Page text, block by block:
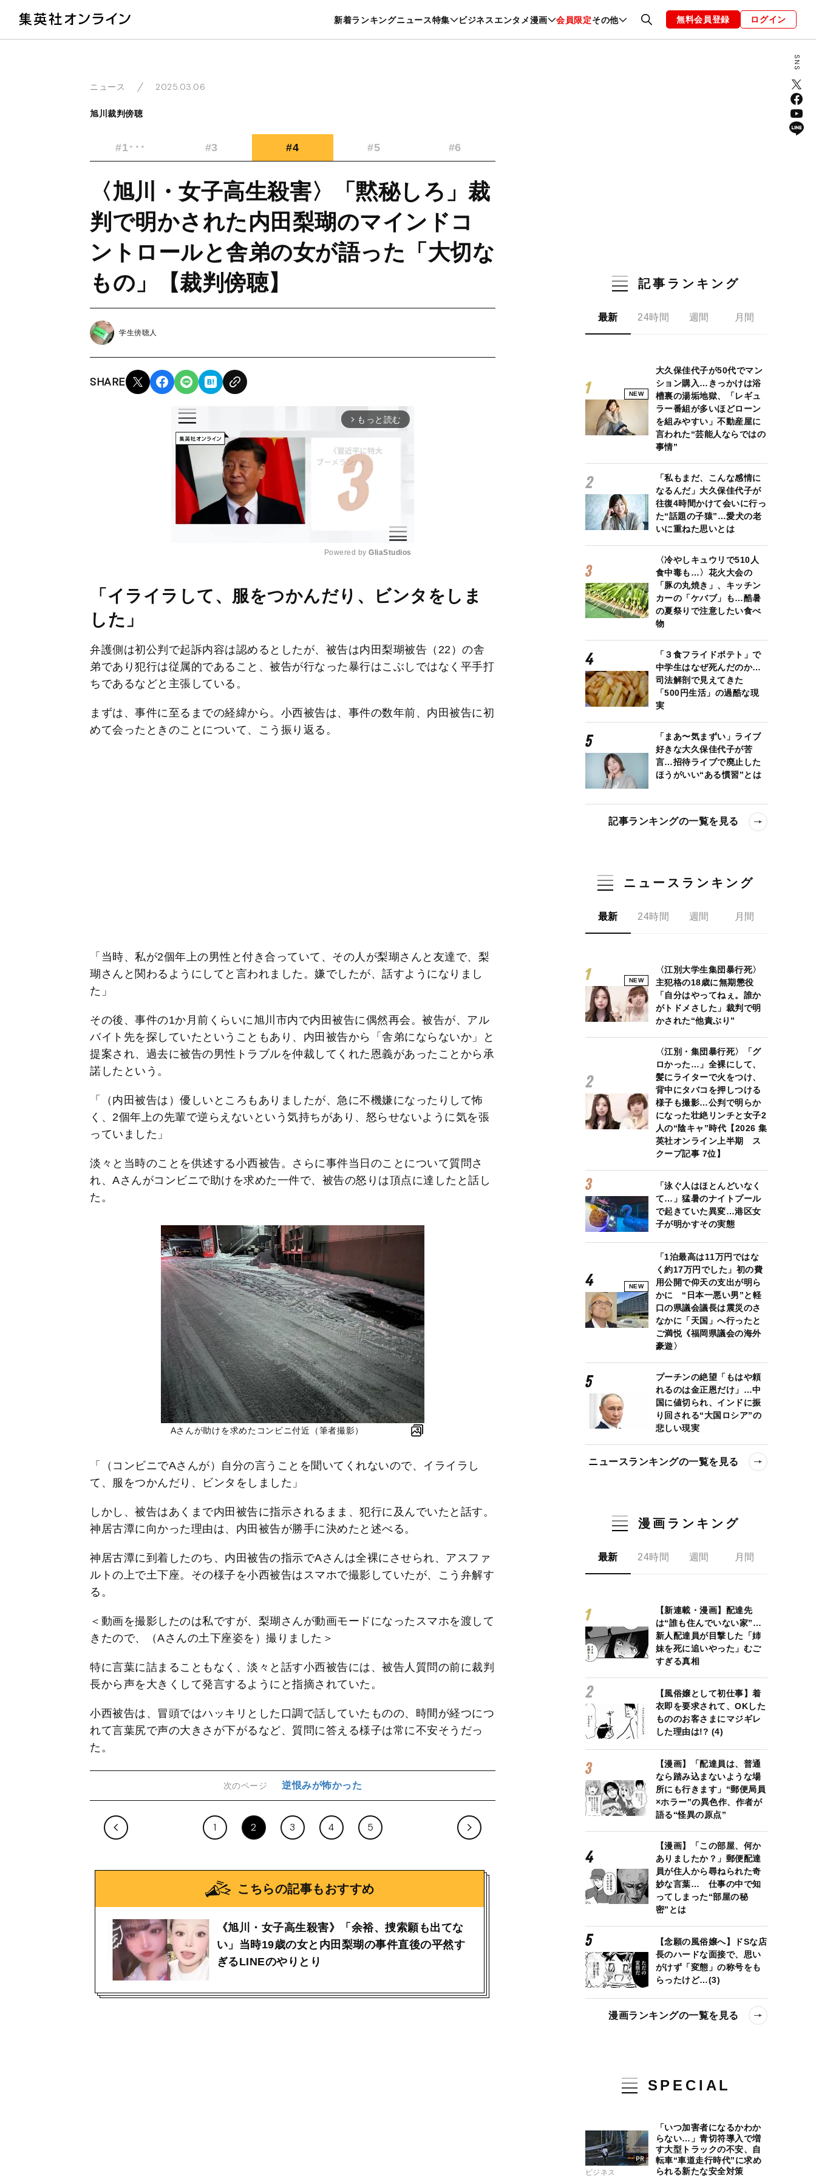
新着ランキングニュース特集 ビジネスエンタメ漫画 会員限定その他
暮らし スポーツ ヘルスケア 美容 グルメ ファッション 恋愛・結婚 編集部 お知らせ
無料会員登録 ログイン
ニュース 2025.03.06
旭川裁判傍聴
#1･･･ #3 #4 #5 #6
〈旭川・女子高生殺害〉「黙秘しろ」裁
判で明かされた内田梨瑚のマインドコ
ントロールと舎弟の女が語った「大切な
もの」【裁判傍聴】
学生傍聴人
SHARE
arrow_forward_ios もっと読む
Powered by GliaStudios
「イライラして、服をつかんだり、ビンタをしま
した」
弁護側は初公判で起訴内容は認めるとしたが、被告は内田梨瑚被告（22）の舎
弟であり犯行は従属的であること、被告が行なった暴行はこぶしではなく平手打
ちであるなどと主張している。
まずは、事件に至るまでの経緯から。小西被告は、事件の数年前、内田被告に初
めて会ったときのことについて、こう振り返る。
「当時、私が2個年上の男性と付き合っていて、その人が梨瑚さんと友達で、梨
瑚さんと関わるようにしてと言われました。嫌でしたが、話すようになりまし
た」
その後、事件の1か月前くらいに旭川市内で内田被告に偶然再会。被告が、アル
バイト先を探していたということもあり、内田被告から「舎弟にならないか」と
提案され、過去に被告の男性トラブルを仲裁してくれた恩義があったことから承
諾したという。
「（内田被告は）優しいところもありましたが、急に不機嫌になったりして怖
く、2個年上の先輩で逆らえないという気持ちがあり、怒らせないように気を張
っていました」
淡々と当時のことを供述する小西被告。さらに事件当日のことについて質問さ
れ、Aさんがコンビニで助けを求めた一件で、被告の怒りは頂点に達したと話し
た。
Aさんが助けを求めたコンビニ付近（筆者撮影）
「（コンビニでAさんが）自分の言うことを聞いてくれないので、イライラし
て、服をつかんだり、ビンタをしました」
しかし、被告はあくまで内田被告に指示されるまま、犯行に及んでいたと話す。
神居古潭に向かった理由は、内田被告が勝手に決めたと述べる。
神居古潭に到着したのち、内田被告の指示でAさんは全裸にさせられ、アスファ
ルトの上で土下座。その様子を小西被告はスマホで撮影していたが、こう弁解す
る。
＜動画を撮影したのは私ですが、梨瑚さんが動画モードになったスマホを渡して
きたので、（Aさんの土下座姿を）撮りました＞
特に言葉に詰まることもなく、淡々と話す小西被告には、被告人質問の前に裁判
長から声を大きくして発言するようにと指摘されていた。
小西被告は、冒頭ではハッキリとした口調で話していたものの、時間が経つにつ
れて言葉尻で声の大きさが下がるなど、質問に答える様子は常に不安そうだっ
た。
次のページ 逆恨みが怖かった
1 2 3 4 5
こちらの記事もおすすめ
《旭川・女子高生殺害》「余裕、捜索願も出てな
い」当時19歳の女と内田梨瑚の事件直後の平然す
ぎるLINEのやりとり
記事ランキング
最新 24時間 週間 月間
NEW
大久保佳代子が50代でマン
ション購入…きっかけは浴
槽裏の湯垢地獄、「レギュ
ラー番組が多いほどローン
を組みやすい」不動産屋に
言われた“芸能人ならではの
事情”
「私もまだ、こんな感情に
なるんだ」大久保佳代子が
往復4時間かけて会いに行っ
た“話題の子猿”…愛犬の老
いに重ねた思いとは
〈冷やしキュウリで510人
食中毒も…〉花火大会の
「豚の丸焼き」、キッチン
カーの「ケバブ」も…酷暑
の夏祭りで注意したい食べ
物
「３食フライドポテト」で
中学生はなぜ死んだのか…
司法解剖で見えてきた
「500円生活」の過酷な現
実
「まあ〜気まずい」ライブ
好きな大久保佳代子が苦
言…招待ライブで廃止した
ほうがいい“ある慣習”とは
記事ランキングの一覧を見る
ニュースランキング
最新 24時間 週間 月間
NEW
〈江別大学生集団暴行死〉
主犯格の18歳に無期懲役
「自分はやってねぇ。誰か
がトドメさした」裁判で明
かされた“他責ぶり”
〈江別・集団暴行死〉「グ
ロかった…」全裸にして、
髪にライターで火をつけ、
背中にタバコを押しつける
様子も撮影…公判で明らか
になった壮絶リンチと女子2
人の“陰キャ”時代【2026 集
英社オンライン上半期 ス
クープ記事 7位】
「泳ぐ人はほとんどいなく
て…」猛暑のナイトプール
で起きていた異変…港区女
子が明かすその実態
NEW
「1泊最高は11万円ではな
く約17万円でした」初の費
用公開で仰天の支出が明ら
かに “日本一悪い男”と軽
口の県議会議長は震災のさ
なかに「天国」へ行ったと
ご満悦《福岡県議会の海外
豪遊〉
プーチンの絶望「もはや頼
れるのは金正恩だけ」…中
国に値切られ、インドに振
り回される“大国ロシア”の
悲しい現実
ニュースランキングの一覧を見る
漫画ランキング
最新 24時間 週間 月間
【新連載・漫画】配達先
は“誰も住んでいない家”…
新人配達員が目撃した「姉
妹を死に追いやった」むご
すぎる真相
【風俗嬢として初仕事】着
衣即を要求されて、OKした
もののお客さまにマジギレ
した理由は!? (4)
【漫画】「配達員は、普通
なら踏み込まないような場
所にも行きます」“郵便局員
×ホラー”の異色作、作者が
語る“怪異の原点”
【漫画】「この部屋、何か
ありましたか？」郵便配達
員が住人から尋ねられた奇
妙な言葉… 仕事の中で知
ってしまった“部屋の秘
密”とは
【念願の風俗嬢へ】ドSな店
長のハードな面接で、思い
がけず「変態」の称号をも
らったけど…(3)
漫画ランキングの一覧を見る
SPECIAL
ビジネス
「いつ加害者になるかわか
らない…」青切符導入で増
す大型トラックの不安、自
転車“車道走行時代”に求め
られる新たな安全対策